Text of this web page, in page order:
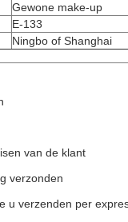
Gewone make-up
E-133
Ningbo of Shanghai
van de klant
verzonden
u verzenden per